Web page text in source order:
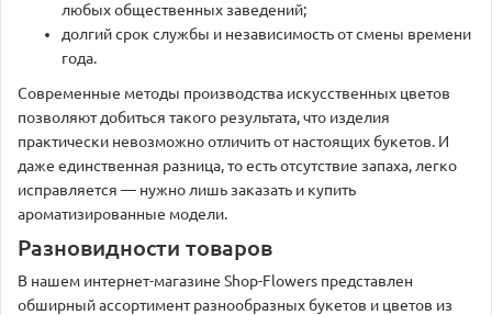
любых общественных заведений;
долгий срок службы и независимость от смены времени
года.
Современные методы производства искусственных цветов
позволяют добиться такого результата, что изделия
практически невозможно отличить от настоящих букетов. И
даже единственная разница, то есть отсутствие запаха, легко
исправляется — нужно лишь заказать и купить
ароматизированные модели.
Разновидности товаров
В нашем интернет-магазине Shop-Flowers представлен
обширный ассортимент разнообразных букетов и цветов из